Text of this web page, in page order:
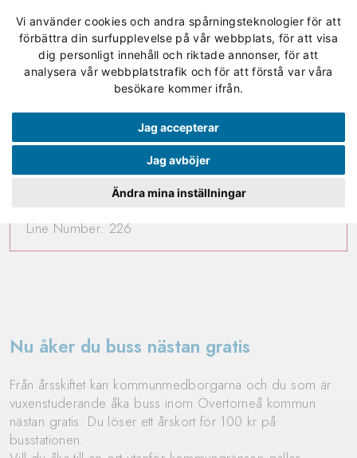
Vi använder cookies och andra spårningsteknologier för att
förbättra din surfupplevelse på vår webbplats, för att visa
dig personligt innehåll och riktade annonser, för att
analysera vår webbplatstrafik och för att förstå var våra
besökare kommer ifrån.
Jag accepterar
Jag avböjer
Ändra mina inställningar
A PHP Error was encountered
Severity: 8192
Message: preg_replace(): Passing null to parameter #3
($subject) of type array|string is deprecated
Filename: controllers/news_frontend.php
Line Number: 226
Nu åker du buss nästan gratis
Från årsskiftet kan kommunmedborgarna och du som är
vuxenstuderande åka buss inom Övertorneå kommun
nästan gratis. Du löser ett årskort för 100 kr på
busstationen.